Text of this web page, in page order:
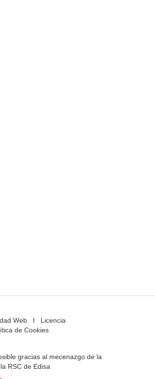
WebI Licencia
de Cookies
gracias al mecenazgo de la
RSC de Edisa